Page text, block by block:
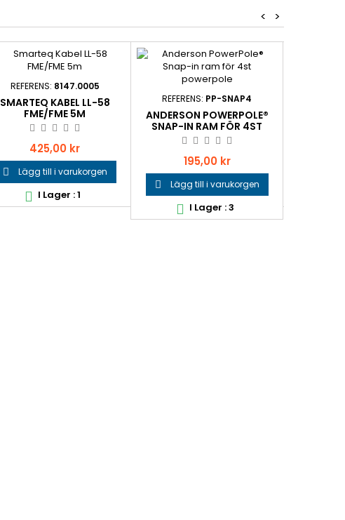
>
<
REFERENS: 8147.0005
SMARTEQ KABEL LL-58
FME/FME 5M
Pris
425,00 kr
 Lägg till i varukorgen
 I Lager : 1
REFERENS: PP-SNAP4
ANDERSON POWERPOLE®
SNAP-IN RAM FÖR 4ST
POWERPOLE
Pris
195,00 kr
 Lägg till i varukorgen
 I Lager : 3